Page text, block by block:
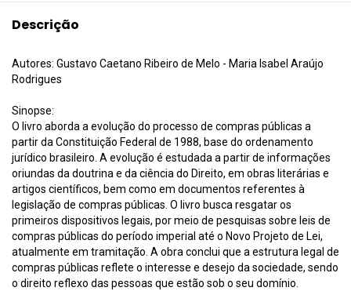
Descrição
Autores: Gustavo Caetano Ribeiro de Melo - Maria Isabel Araújo
Rodrigues
Sinopse:
O livro aborda a evolução do processo de compras públicas a
partir da Constituição Federal de 1988, base do ordenamento
jurídico brasileiro. A evolução é estudada a partir de informações
oriundas da doutrina e da ciência do Direito, em obras literárias e
artigos científicos, bem como em documentos referentes à
legislação de compras públicas. O livro busca resgatar os
primeiros dispositivos legais, por meio de pesquisas sobre leis de
compras públicas do período imperial até o Novo Projeto de Lei,
atualmente em tramitação. A obra conclui que a estrutura legal de
compras públicas reflete o interesse e desejo da sociedade, sendo
o direito reflexo das pessoas que estão sob o seu domínio.